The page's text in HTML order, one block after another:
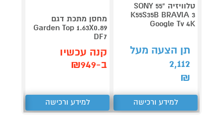
טלוויזיה "55 SONY
K55S35B BRAVIA 3
Google Tv 4K
תן הצעה מעל
2,112
₪
למידע ורכישה
מחסן מתכת דגם
Garden Top 1.63X0.89
DF7
קנה עכשיו
ב-₪949
למידע ורכישה